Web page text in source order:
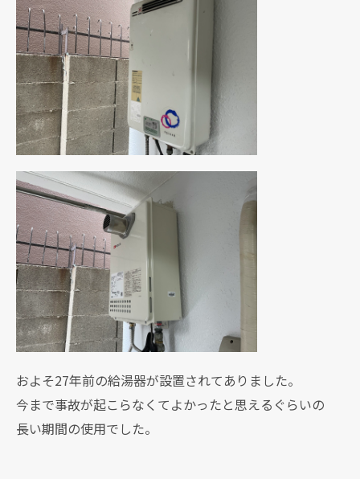
およそ27年前の給湯器が設置されてありました。
今まで事故が起こらなくてよかったと思えるぐらいの
長い期間の使用でした。